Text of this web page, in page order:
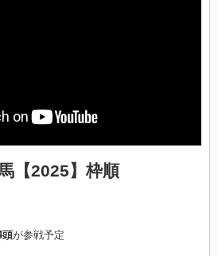
【2025】枠順
頭が参戦予定